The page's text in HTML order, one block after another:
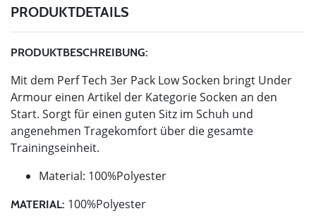
PRODUKTDETAILS
PRODUKTBESCHREIBUNG:
Mit dem Perf Tech 3er Pack Low Socken bringt Under
Armour einen Artikel der Kategorie Socken an den
Start. Sorgt für einen guten Sitz im Schuh und
angenehmen Tragekomfort über die gesamte
Trainingseinheit.
Material: 100%Polyester
MATERIAL: 100%Polyester